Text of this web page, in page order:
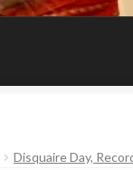
Disquaire Day,